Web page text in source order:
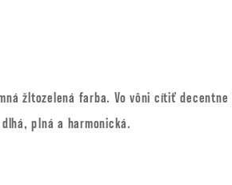
žltozelená farba. Vo vôni cítiť
plná a harmonická.